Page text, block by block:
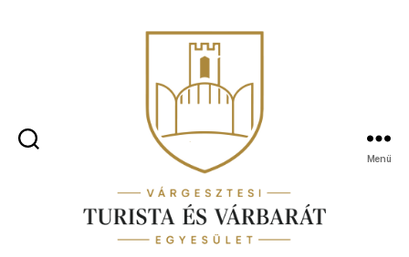
Menü